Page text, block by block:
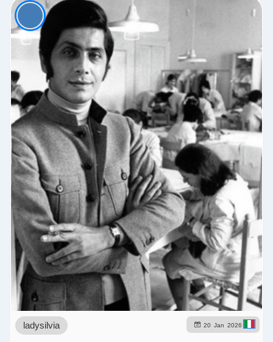
20 Jan 2026
ladysilvia